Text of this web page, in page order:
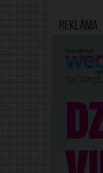
Reklāma